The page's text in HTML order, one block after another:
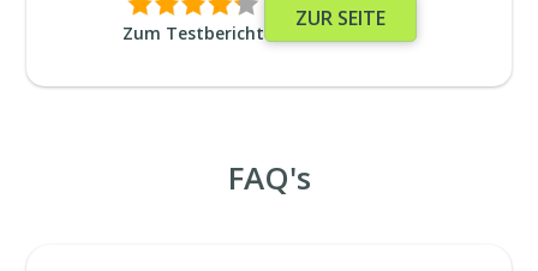
Zum Testbericht
ZUR SEITE
FAQ's